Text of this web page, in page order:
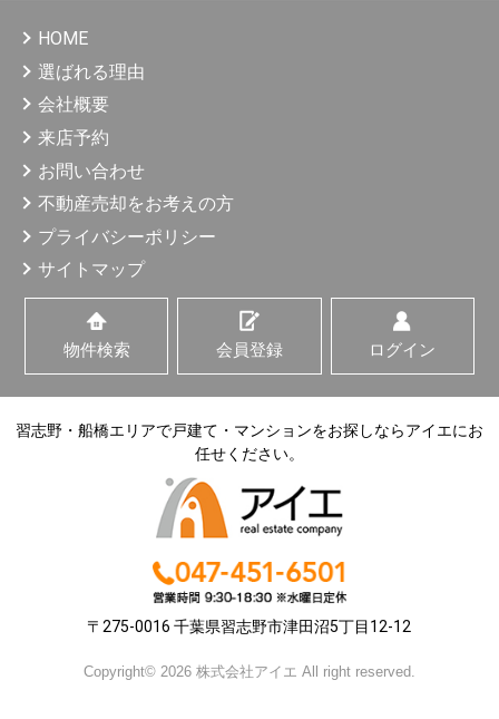
HOME
選ばれる理由
会社概要
来店予約
お問い合わせ
不動産売却をお考えの方
プライバシーポリシー
サイトマップ
物件検索 会員登録 ログイン
習志野・船橋エリアで戸建て・マンションをお探しならアイエにお
任せください。
〒275-0016 千葉県習志野市津田沼5丁目12-12
Copyright© 2026 株式会社アイエ All right reserved.